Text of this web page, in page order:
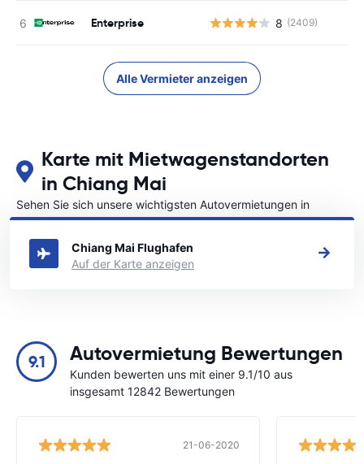
Enterprise 8 (2409)
Alle Vermieter anzeigen
Karte mit Mietwagenstandorten
in Chiang Mai
Sehen Sie sich unsere wichtigsten Autovermietungen in
Chiang Mai an
Chiang Mai Flughafen
Auf der Karte anzeigen
9.1 Autovermietung Bewertungen
Kunden bewerten uns mit einer 9.1/10 aus
insgesamt 12842 Bewertungen
21-06-2020